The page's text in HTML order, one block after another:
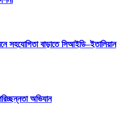
সহযোগিতা বাড়াতে সিআইডি–ইতালিয়ান
অভিযান